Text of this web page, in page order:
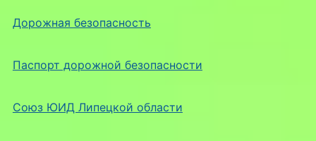
Дорожная безопасность
Паспорт дорожной безопасности
Союз ЮИД Липецкой области